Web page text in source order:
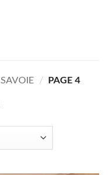
SAVOIE / PAGE 4